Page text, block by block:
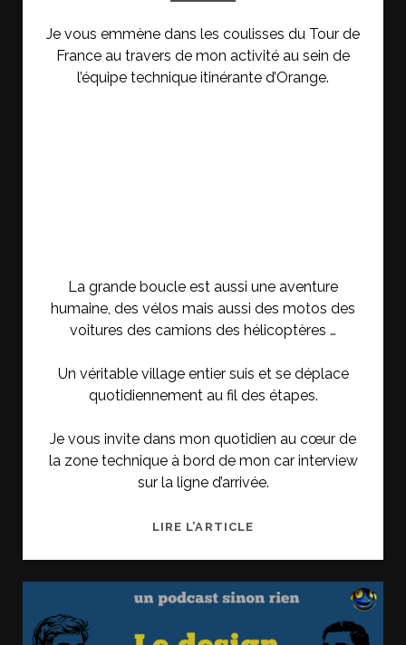
Je vous emmène dans les coulisses du Tour de
France au travers de mon activité au sein de
l’équipe technique itinérante d’Orange.
La grande boucle est aussi une aventure
humaine, des vélos mais aussi des motos des
voitures des camions des hélicoptères …
Un véritable village entier suis et se déplace
quotidiennement au fil des étapes.
Je vous invite dans mon quotidien au cœur de
la zone technique à bord de mon car interview
sur la ligne d’arrivée.
LIRE L’ARTICLELES
TOUR